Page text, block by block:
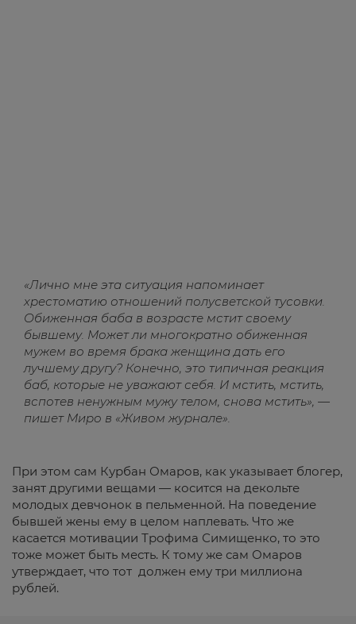
«Лично мне эта ситуация напоминает
хрестоматию отношений полусветской тусовки.
Обиженная баба в возрасте мстит своему
бывшему. Может ли многократно обиженная
мужем во время брака женщина дать его
лучшему другу? Конечно, это типичная реакция
баб, которые не уважают себя. И мстить, мстить,
вспотев ненужным мужу телом, снова мстить», —
пишет Миро в «Живом журнале».
При этом сам Курбан Омаров, как указывает блогер,
занят другими вещами — косится на декольте
молодых девчонок в пельменной. На поведение
бывшей жены ему в целом наплевать. Что же
касается мотивации Трофима Симищенко, то это
тоже может быть месть. К тому же сам Омаров
утверждает, что тот должен ему три миллиона
рублей.